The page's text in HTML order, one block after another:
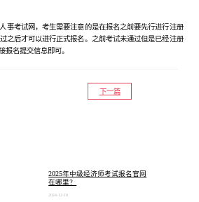
事考试网，考生需要注意的是在报名之前要先行进行注册
之后才可以进行正式报名。之前考试未通过但是已经注册
报名提交信息即可。
下一篇
2025年中级经济师考试报名官网
在哪里？
2024-12-10